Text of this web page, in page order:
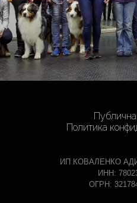
Политика
ИП КОВАЛЕНКО
ИНН:
ОГРН: